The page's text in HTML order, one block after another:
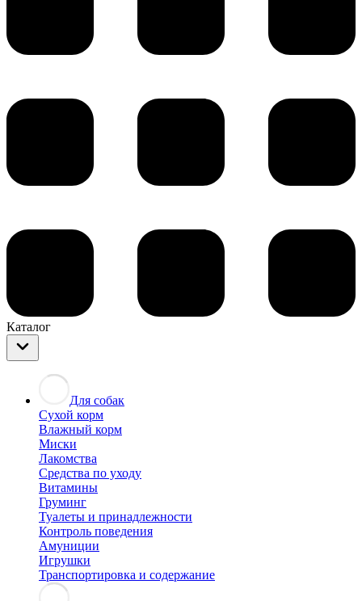
Каталог
Для собак
Сухой корм
Влажный корм
Миски
Лакомства
Средства по уходу
Витамины
Груминг
Туалеты и принадлежности
Контроль поведения
Амуниции
Игрушки
Транспортировка и содержание